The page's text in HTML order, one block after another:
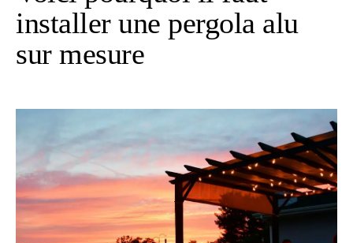
installer une pergola alu
sur mesure